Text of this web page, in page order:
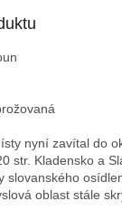
nyní zavítal do
str. Kladensko a
slovanského
oblast stále